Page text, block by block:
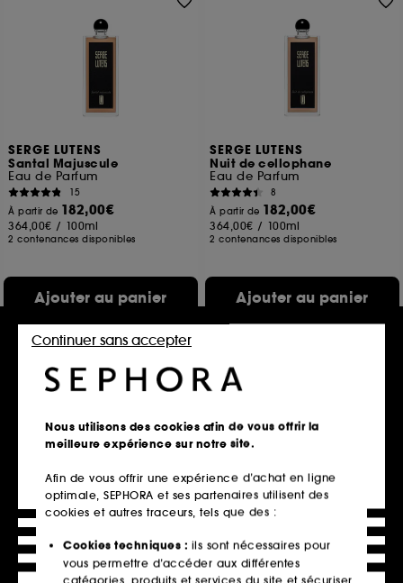
SERGE LUTENS
Santal Majuscule
Eau de Parfum
15
À partir de 182,00€
364,00€ / 100ml
2 contenances disponibles
Ajouter au panier
SERGE LUTENS
Nuit de cellophane
Eau de Parfum
8
À partir de 182,00€
364,00€ / 100ml
2 contenances disponibles
Ajouter au panier
GUCCI
The Alchemist's Garden
Osmanthus Nectar
Eau de Parfum
1
CHARLOTTE TILBURY
Fragrance Collection Of
Coffret Découverte Parfums
5
Nous utilisons des cookies afin de vous offrir la
meilleure expérience sur notre site.
Afin de vous offrir une expérience d’achat en ligne
optimale, SEPHORA et ses partenaires utilisent des
cookies et autres traceurs, tels que des :
Cookies techniques : ils sont nécessaires pour
vous permettre d’accéder aux différentes
catégories, produits et services du site et sécuriser
Continuer sans accepter